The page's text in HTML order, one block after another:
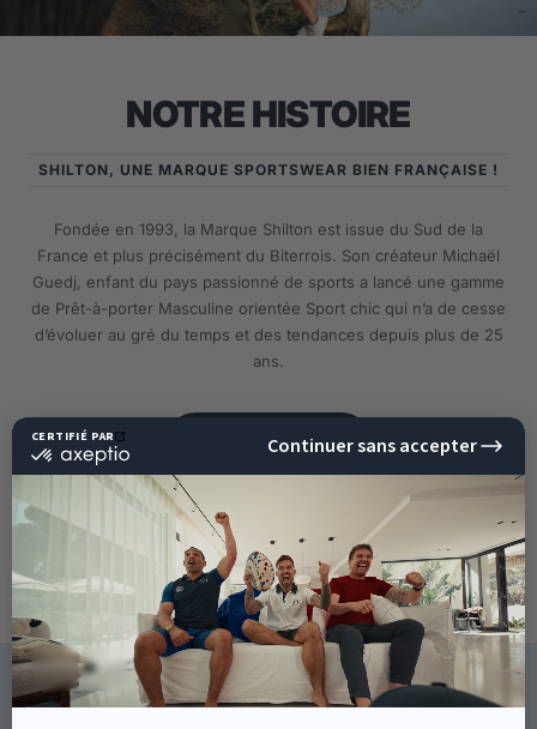
NOTRE HISTOIRE
SHILTON, UNE MARQUE SPORTSWEAR BIEN FRANÇAISE !
Fondée en 1993, la Marque Shilton est issue du Sud de la
France et plus précisément du Biterrois. Son créateur Michaël
Guedj, enfant du pays passionné de sports a lancé une gamme
de Prêt-à-porter Masculine orientée Sport chic qui n’a de cesse
d’évoluer au gré du temps et des tendances depuis plus de 25
ans.
EN SAVOIR PLUS
CE QU'ILS DISENT DE NOUS
10% DE RÉDUCTION
SUR VOTRE PROCHAINE
COMMANDE !